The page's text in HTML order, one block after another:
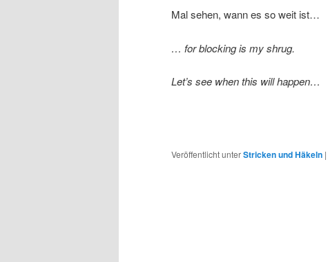
Mal sehen, wann es so weit ist…
… for blocking is my shrug.
Let’s see when this will happen…
Veröffentlicht unterStricken und Häkeln |